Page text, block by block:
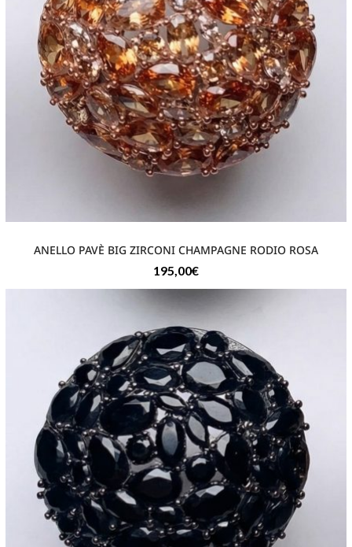
ANELLO PAVÈ BIG ZIRCONI CHAMPAGNE RODIO ROSA
195,00€